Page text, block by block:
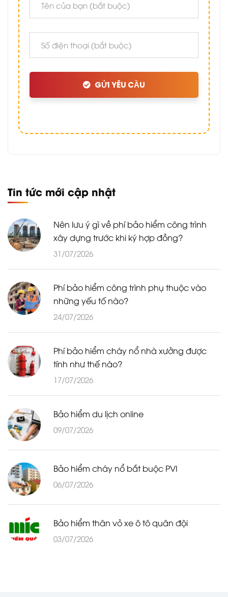
GỬI YÊU CẦU
Tin tức mới cập nhật
Nên lưu ý gì về phí bảo hiểm công trình
xây dựng trước khi ký hợp đồng?
31/07/2026
Phí bảo hiểm công trình phụ thuộc vào
những yếu tố nào?
24/07/2026
Phí bảo hiểm cháy nổ nhà xưởng được
tính như thế nào?
17/07/2026
Bảo hiểm du lịch online
09/07/2026
Bảo hiểm cháy nổ bắt buộc PVI
06/07/2026
Bảo hiểm thân vỏ xe ô tô quân đội
03/07/2026